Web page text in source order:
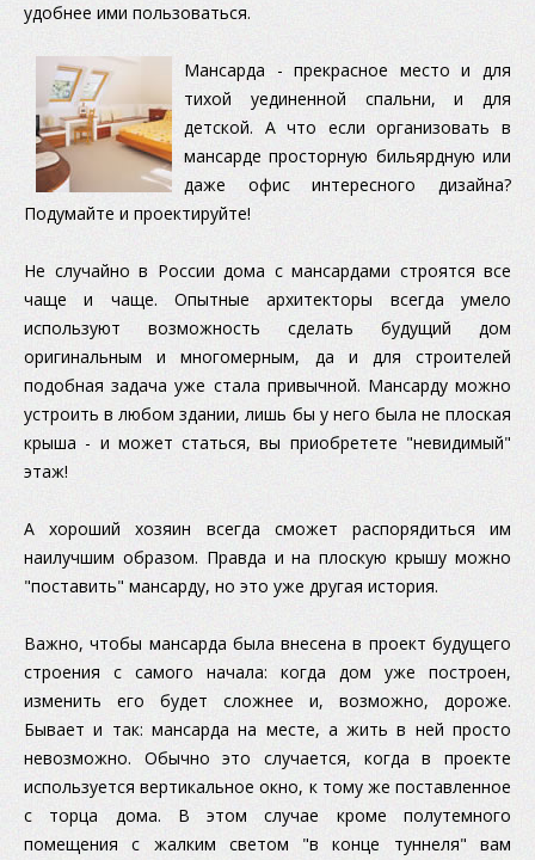
удобнее ими пользоваться.
Мансарда - прекрасное место и для
тихой уединенной спальни, и для
детской. А что если организовать в
мансарде просторную бильярдную или
даже офис интересного дизайна?
Подумайте и проектируйте!
Не случайно в России дома с мансардами строятся все
чаще и чаще. Опытные архитекторы всегда умело
используют возможность сделать будущий дом
оригинальным и многомерным, да и для строителей
подобная задача уже стала привычной. Мансарду можно
устроить в любом здании, лишь бы у него была не плоская
крыша - и может статься, вы приобретете "невидимый"
этаж!
А хороший хозяин всегда сможет распорядиться им
наилучшим образом. Правда и на плоскую крышу можно
"поставить" мансарду, но это уже другая история.
Важно, чтобы мансарда была внесена в проект будущего
строения с самого начала: когда дом уже построен,
изменить его будет сложнее и, возможно, дороже.
Бывает и так: мансарда на месте, а жить в ней просто
невозможно. Обычно это случается, когда в проекте
используется вертикальное окно, к тому же поставленное
с торца дома. В этом случае кроме полутемного
помещения с жалким светом "в конце туннеля" вам